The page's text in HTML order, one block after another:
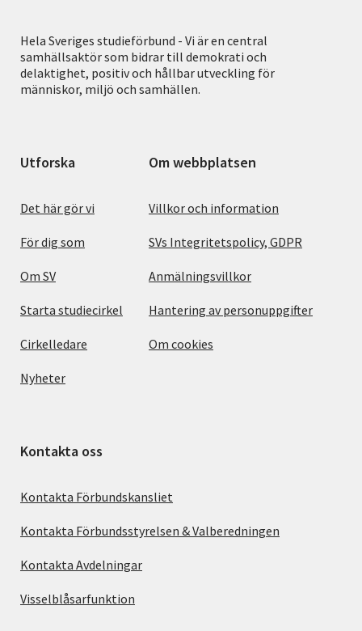
Hela Sveriges studieförbund - Vi är en central
samhällsaktör som bidrar till demokrati och
delaktighet, positiv och hållbar utveckling för
människor, miljö och samhällen.
Utforska
Det här gör vi
För dig som
Om SV
Starta studiecirkel
Cirkelledare
Nyheter
Om webbplatsen
Villkor och information
SVs Integritetspolicy, GDPR
Anmälningsvillkor
Hantering av personuppgifter
Om cookies
Kontakta oss
Kontakta Förbundskansliet
Kontakta Förbundsstyrelsen & Valberedningen
Kontakta Avdelningar
Visselblåsarfunktion